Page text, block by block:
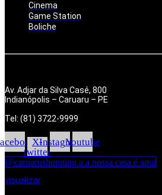
Cinema
Game Station
Boliche
Av. Adjar da Silva Casé, 800
Indianópolis – Caruaru – PE
Tel: (81) 3722-9999
X-
twitter
InstagramYoutube
@caruarushopping a a nossa casa é aqui
visualizar